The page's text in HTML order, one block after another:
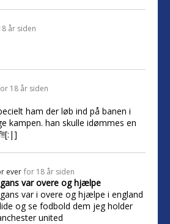
år siden
18 år siden
ham der løb ind på banen i
kampen. han skulle idømmes en
ever for 18 år siden
var overe og hjælpe
var i overe og hjælpe i england
og se fodbold dem jeg holder
united